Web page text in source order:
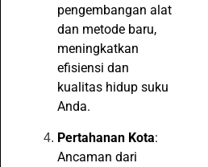
pengembangan alat
dan metode baru,
meningkatkan
efisiensi dan
kualitas hidup suku
Anda.
Pertahanan Kota:
Ancaman dari